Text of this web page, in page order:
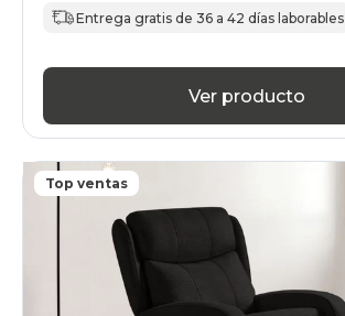
Entrega gratis de 36 a 42 días laborables
Ver producto
Top ventas